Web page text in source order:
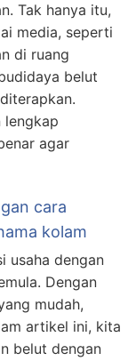
Tak hanya itu,
media, seperti
di ruang
belut
lengkap
agar
cara
kolam
usaha dengan
Dengan
mudah,
artikel ini, kita
belut dengan